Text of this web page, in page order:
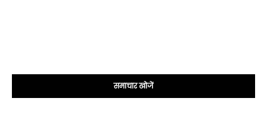
समाचार खोजें